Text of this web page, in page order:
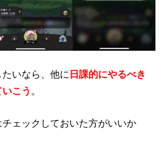
いなら、他に 日課的にやるべき
こう
ェックしておいた方がいいか